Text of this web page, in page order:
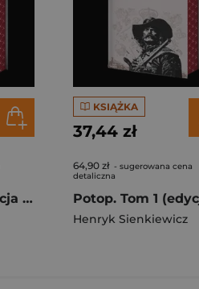
Potop. Tom 1 (edycja kolekcjonerska z barwionymi brzegami)
KSIĄŻKA
37,44 zł
64,90 zł - sugerowana cena
detaliczna
Henryk Sienkiewicz